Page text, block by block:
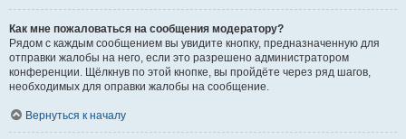
Как мне пожаловаться на сообщения модератору?
Рядом с каждым сообщением вы увидите кнопку, предназначенную для
отправки жалобы на него, если это разрешено администратором
конференции. Щёлкнув по этой кнопке, вы пройдёте через ряд шагов,
необходимых для оправки жалобы на сообщение.
Вернуться к началу